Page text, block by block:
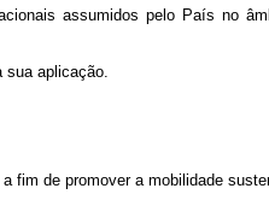
assumidos pelo País no
sua aplicação.
fim de promover a mobilidade